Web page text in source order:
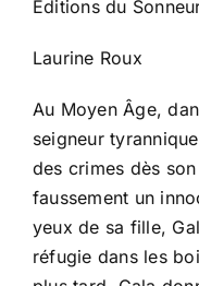
Éditions du
Laurine Roux
Au Moyen Âge,
seigneur
des crimes dès
faussement un
yeux de sa fille,
réfugie dans les